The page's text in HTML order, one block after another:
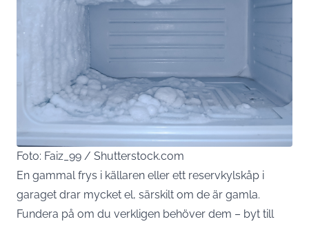
Foto: Faiz_99 / Shutterstock.com
En gammal frys i källaren eller ett reservkylskåp i
garaget drar mycket el, särskilt om de är gamla.
Fundera på om du verkligen behöver dem – byt till